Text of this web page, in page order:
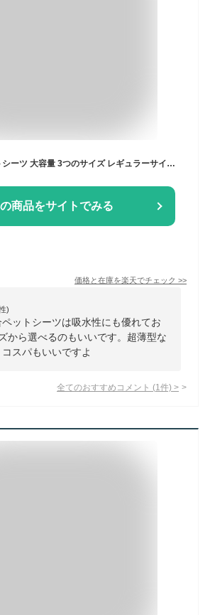
モビィ 超薄型 ペットシーツ 大容量 3つのサイズ レギュラーサイズ 1200枚 ワイド 600枚 スーパーワイド 300枚 送料無料 ｜ ペットシーツ 薄型 レギュラー 大容量
商品をサイトでみる
価格と在庫を楽天でチェック >>
)
ットシーツは吸水性にも優れてお
から選べるのもいいです。超薄型な
スパもいいですよ
全てのおすすめコメント (1 件) >